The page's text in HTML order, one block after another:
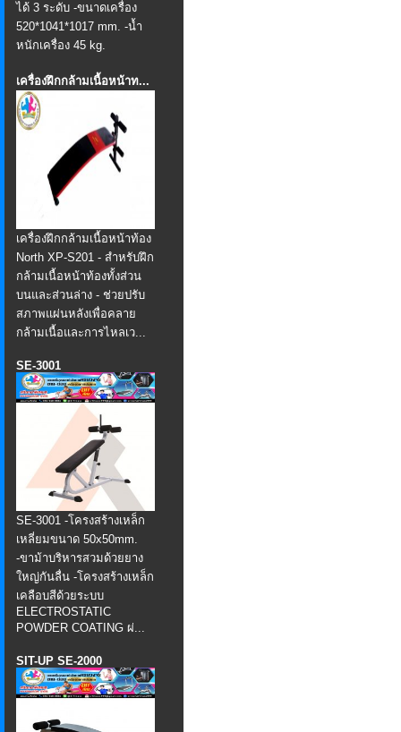
ได้ 3 ระดับ -ขนาดเครื่อง
520*1041*1017 mm. -น้ำ
หนักเครื่อง 45 kg.
เครื่องฝึกกล้ามเนื้อหน้าท...
เครื่องฝึกกล้ามเนื้อหน้าท้อง
North XP-S201 - สำหรับฝึก
กล้ามเนื้อหน้าท้องทั้งส่วน
บนและส่วนล่าง - ช่วยปรับ
สภาพแผ่นหลังเพื่อคลาย
กล้ามเนื้อและการไหลเว...
SE-3001
SE-3001 -โครงสร้างเหล็ก
เหลี่ยมขนาด 50x50mm.
-ขาม้าบริหารสวมด้วยยาง
ใหญ่กันลื่น -โครงสร้างเหล็ก
เคลือบสีด้วยระบบ
ELECTROSTATIC
POWDER COATING ผ่...
SIT-UP SE-2000